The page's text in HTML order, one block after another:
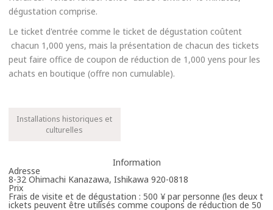
dégustation comprise.
Le ticket d'entrée comme le ticket de dégustation coûtent
chacun 1,000 yens, mais la présentation de chacun des tickets
peut faire office de coupon de réduction de 1,000 yens pour les
achats en boutique (offre non cumulable).
Installations historiques et
culturelles
Information
Adresse
8-32 Ohimachi Kanazawa, Ishikawa 920-0818
Prix
Frais de visite et de dégustation : 500 ¥ par personne (les deux t
ickets peuvent être utilisés comme coupons de réduction de 50